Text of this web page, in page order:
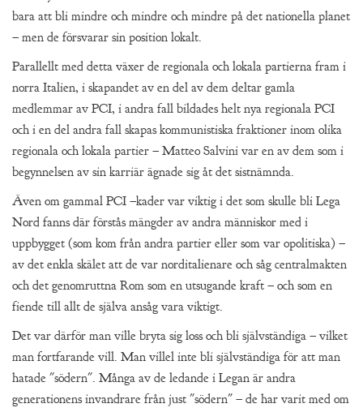
bara att bli mindre och mindre och mindre på det nationella planet
– men de försvarar sin position lokalt.
Parallellt med detta växer de regionala och lokala partierna fram i
norra Italien, i skapandet av en del av dem deltar gamla
medlemmar av PCI, i andra fall bildades helt nya regionala PCI
och i en del andra fall skapas kommunistiska fraktioner inom olika
regionala och lokala partier – Matteo Salvini var en av dem som i
begynnelsen av sin karriär ägnade sig åt det sistnämnda.
Även om gammal PCI –kader var viktig i det som skulle bli Lega
Nord fanns där förstås mängder av andra människor med i
uppbygget (som kom från andra partier eller som var opolitiska) –
av det enkla skälet att de var norditalienare och såg centralmakten
och det genomruttna Rom som en utsugande kraft – och som en
fiende till allt de själva ansåg vara viktigt.
Det var därför man ville bryta sig loss och bli självständiga – vilket
man fortfarande vill. Man villel inte bli självständiga för att man
hatade "södern". Många av de ledande i Legan är andra
generationens invandrare från just "södern" – de har varit med om